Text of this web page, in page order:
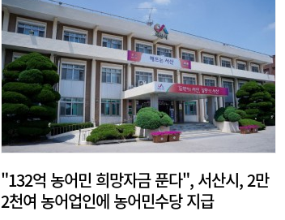
수소 품질평가 서비스를 시작한 이래, 단
계적으로 대상을 늘려 최근 식각·세정·증
착용 고순도 가스 15종에 대한 순도분석
기반을 구축했다고 7일 밝혔다. 이로써 가
스별 표준 시험절차를 마련해 15종 전 품
목에..
"132억 농어민 희망자금 푼다", 서산시, 2만
2천여 농어업인에 농어민수당 지급